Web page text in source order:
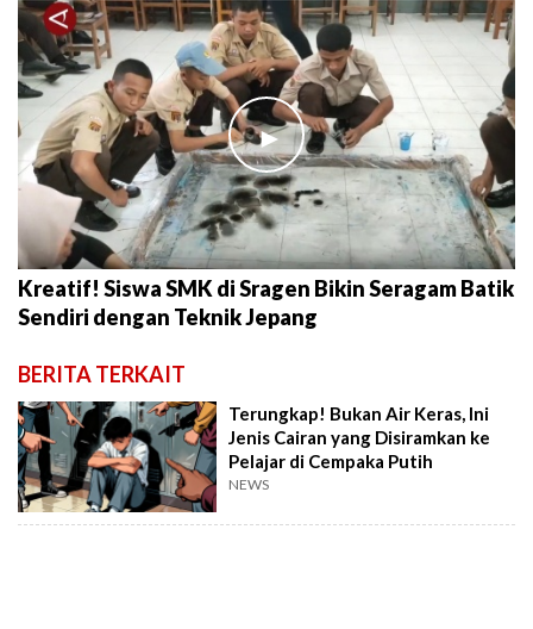
►
Kreatif! Siswa SMK di Sragen Bikin Seragam Batik
Sendiri dengan Teknik Jepang
BERITA TERKAIT
Terungkap! Bukan Air Keras, Ini
Jenis Cairan yang Disiramkan ke
Pelajar di Cempaka Putih
NEWS